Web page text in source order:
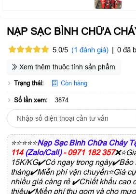
NẠP SẠC BÌNH CHỮA
5.0/5 (1 đánh giá) | 0 đã
Xem thêm thuộc tính sản phẩm
Trạng thái: Còn hàng
Số lần xem: 3874
⭐⭐⭐⭐⭐Nạp Sạc Bình Chữa Cháy
114 (Zalo/Call) - 0971 182 357
15K/KG✔️Có ngay trong ngày✔️Bảo
tháng✔️Miễn phí vận chuyển⭐Giá
nhiều giá càng rẻ ✔️Chiết khấu cao
thiệu✔️Miền phí thu gom và cho